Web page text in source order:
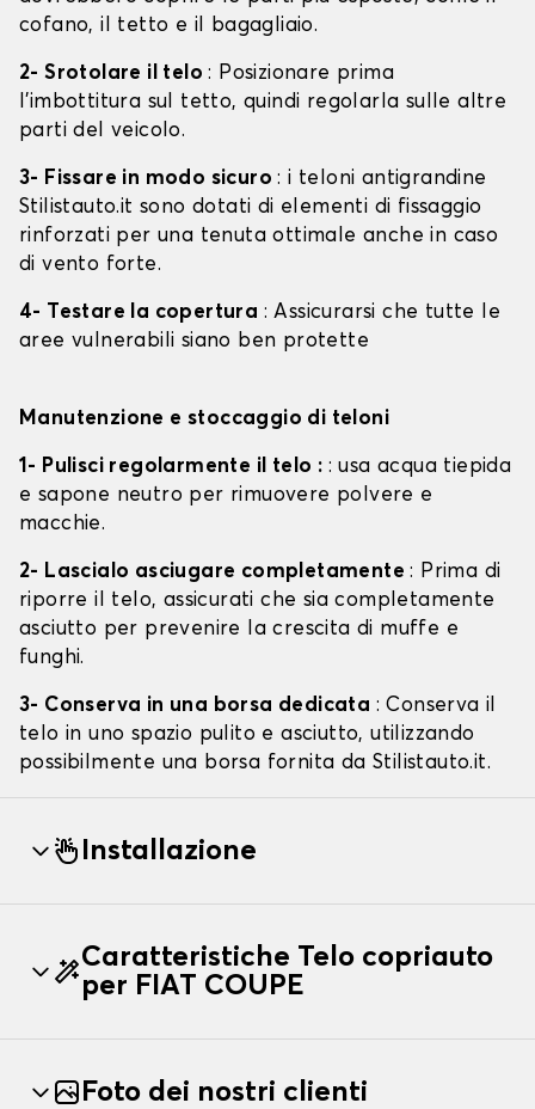
cofano, il tetto e il bagagliaio.
2- Srotolare il telo: Posizionare prima
l'imbottitura sul tetto, quindi regolarla sulle altre
parti del veicolo.
3- Fissare in modo sicuro: i teloni antigrandine
Stilistauto.it sono dotati di elementi di fissaggio
rinforzati per una tenuta ottimale anche in caso
di vento forte.
4- Testare la copertura : Assicurarsi che tutte le
aree vulnerabili siano ben protette
Manutenzione e stoccaggio di teloni
1- Pulisci regolarmente il telo : : usa acqua tiepida
e sapone neutro per rimuovere polvere e
macchie.
2- Lascialo asciugare completamente: Prima di
riporre il telo, assicurati che sia completamente
asciutto per prevenire la crescita di muffe e
funghi.
3- Conserva in una borsa dedicata : Conserva il
telo in uno spazio pulito e asciutto, utilizzando
possibilmente una borsa fornita da Stilistauto.it.
Installazione
Caratteristiche Telo copriauto
per FIAT COUPE
Foto dei nostri clienti